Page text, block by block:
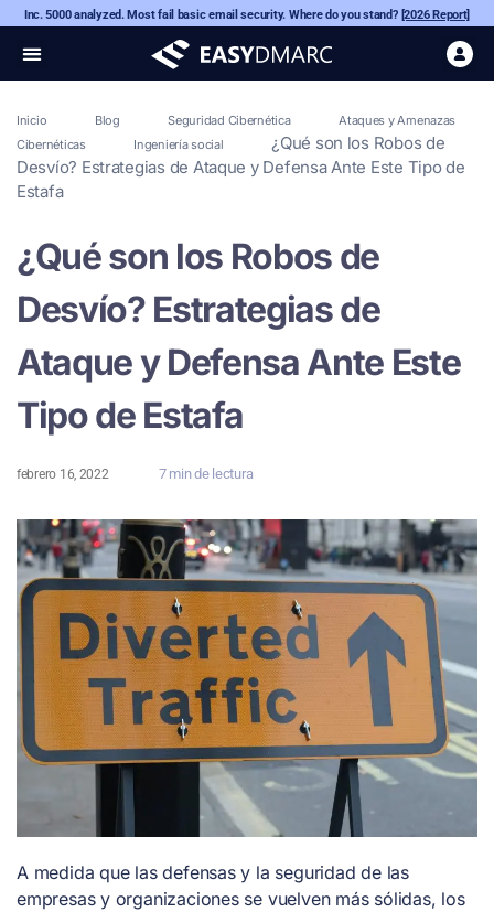
Inc. 5000 analyzed. Most fail basic email security. Where do you stand? [2026 Report]
Inicio Blog Seguridad Cibernética
Ataques y Amenazas
Cibernéticas
Ingeniería social
¿Qué son los Robos de
Desvío? Estrategias de Ataque y Defensa Ante Este Tipo de
Estafa
¿Qué son los Robos de
Desvío? Estrategias de
Ataque y Defensa Ante Este
Tipo de Estafa
febrero 16, 2022 7 min de lectura
A medida que las defensas y la seguridad de las
empresas y organizaciones se vuelven más sólidas, los